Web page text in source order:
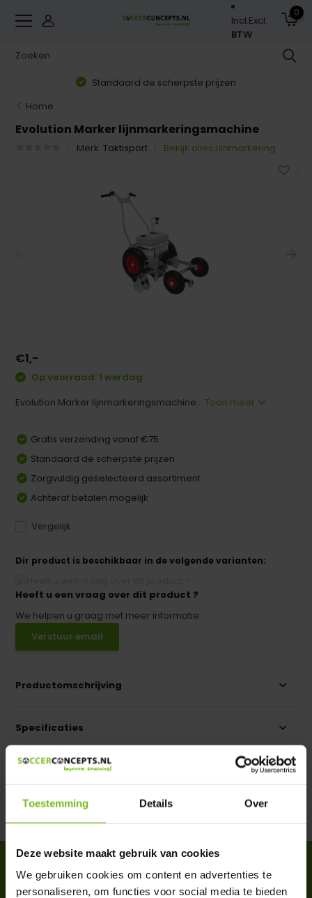
Toestemming Details Over
Deze website maakt gebruik van cookies
We gebruiken cookies om content en advertenties te
personaliseren, om functies voor social media te bieden
Incl.Excl.
BTW
0
Standaard de scherpste prijzen
Home
Evolution Marker lijnmarkeringsmachine
Merk:Taktisport Bekijk alles Lijnmarkering
€1,-
Op voorraad: 1 werdag
Evolution Marker lijnmarkeringsmachine...Toon meer
Gratis verzending vanaf €75
Standaard de scherpste prijzen
Zorgvuldig geselecteerd assortiment
Achteraf betalen mogelijk
Vergelijk
Dir product is beschikbaar in de volgende varianten:
Heeft u een vraag over dit product ?
We helpen u graag met meer informatie
Verstuur email
Productomschrijving
Specificaties
Complete your purchase